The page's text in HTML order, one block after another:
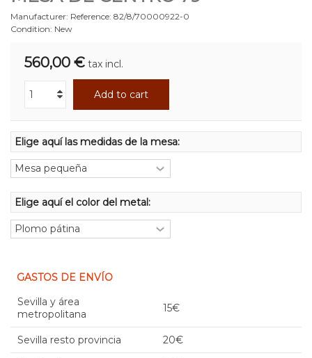
Manufacturer: Reference: 82/8/70000922-0
Condition: New
560,00 € tax incl.
Add to cart
Elige aquí las medidas de la mesa:
Elige aquí el color del metal:
GASTOS DE ENVÍO
Sevilla y área
metropolitana
15€
Sevilla resto provincia 20€